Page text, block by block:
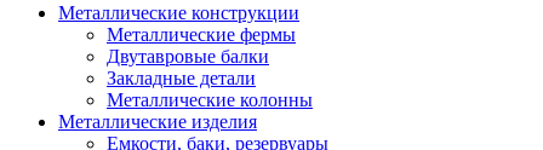
Металлические конструкции
Металлические фермы
Двутавровые балки
Закладные детали
Металлические колонны
Металлические изделия
Емкости, баки, резервуары